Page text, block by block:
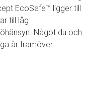
EcoSafe™ ligger till
till låg
Något du och
år framöver.